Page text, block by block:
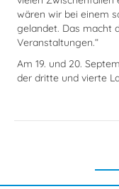
wären wir bei einem
gelandet. Das macht
Veranstaltungen.“
Am 19. und 20.
der dritte und vierte